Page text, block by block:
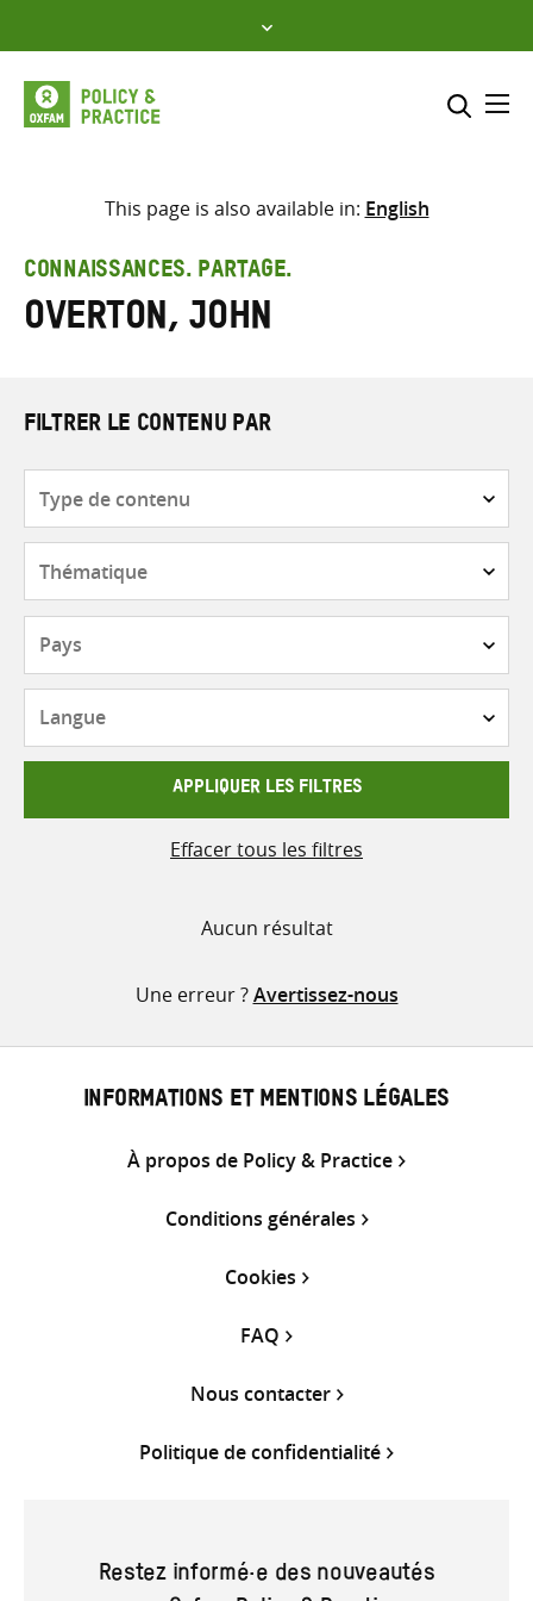
to
content
Sélectionner l’emplacement
Saisir
les
termes
This page is also available in: English
CONNAISSANCES. PARTAGE.
Overton, John
FILTRER LE CONTENU PAR
contenu
APPLIQUER LES FILTRES
Effacer tous les filtres
Aucun résultat
Une erreur ?Avertissez-nous
INFORMATIONS ET MENTIONS LÉGALES
À propos de Policy & Practice
Conditions générales
Cookies
FAQ
Nous contacter
Politique de confidentialité
Restez informé·e des nouveautés